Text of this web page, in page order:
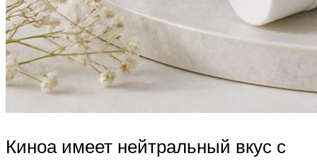
Киноа имеет нейтральный вкус с